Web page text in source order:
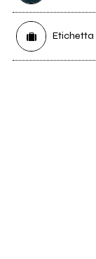
Etichetta